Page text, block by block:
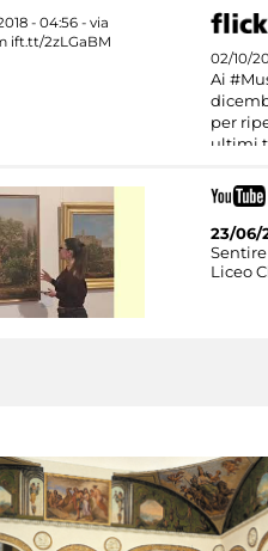
02/10/
Ai
per
ultimi
23/06/
Liceo